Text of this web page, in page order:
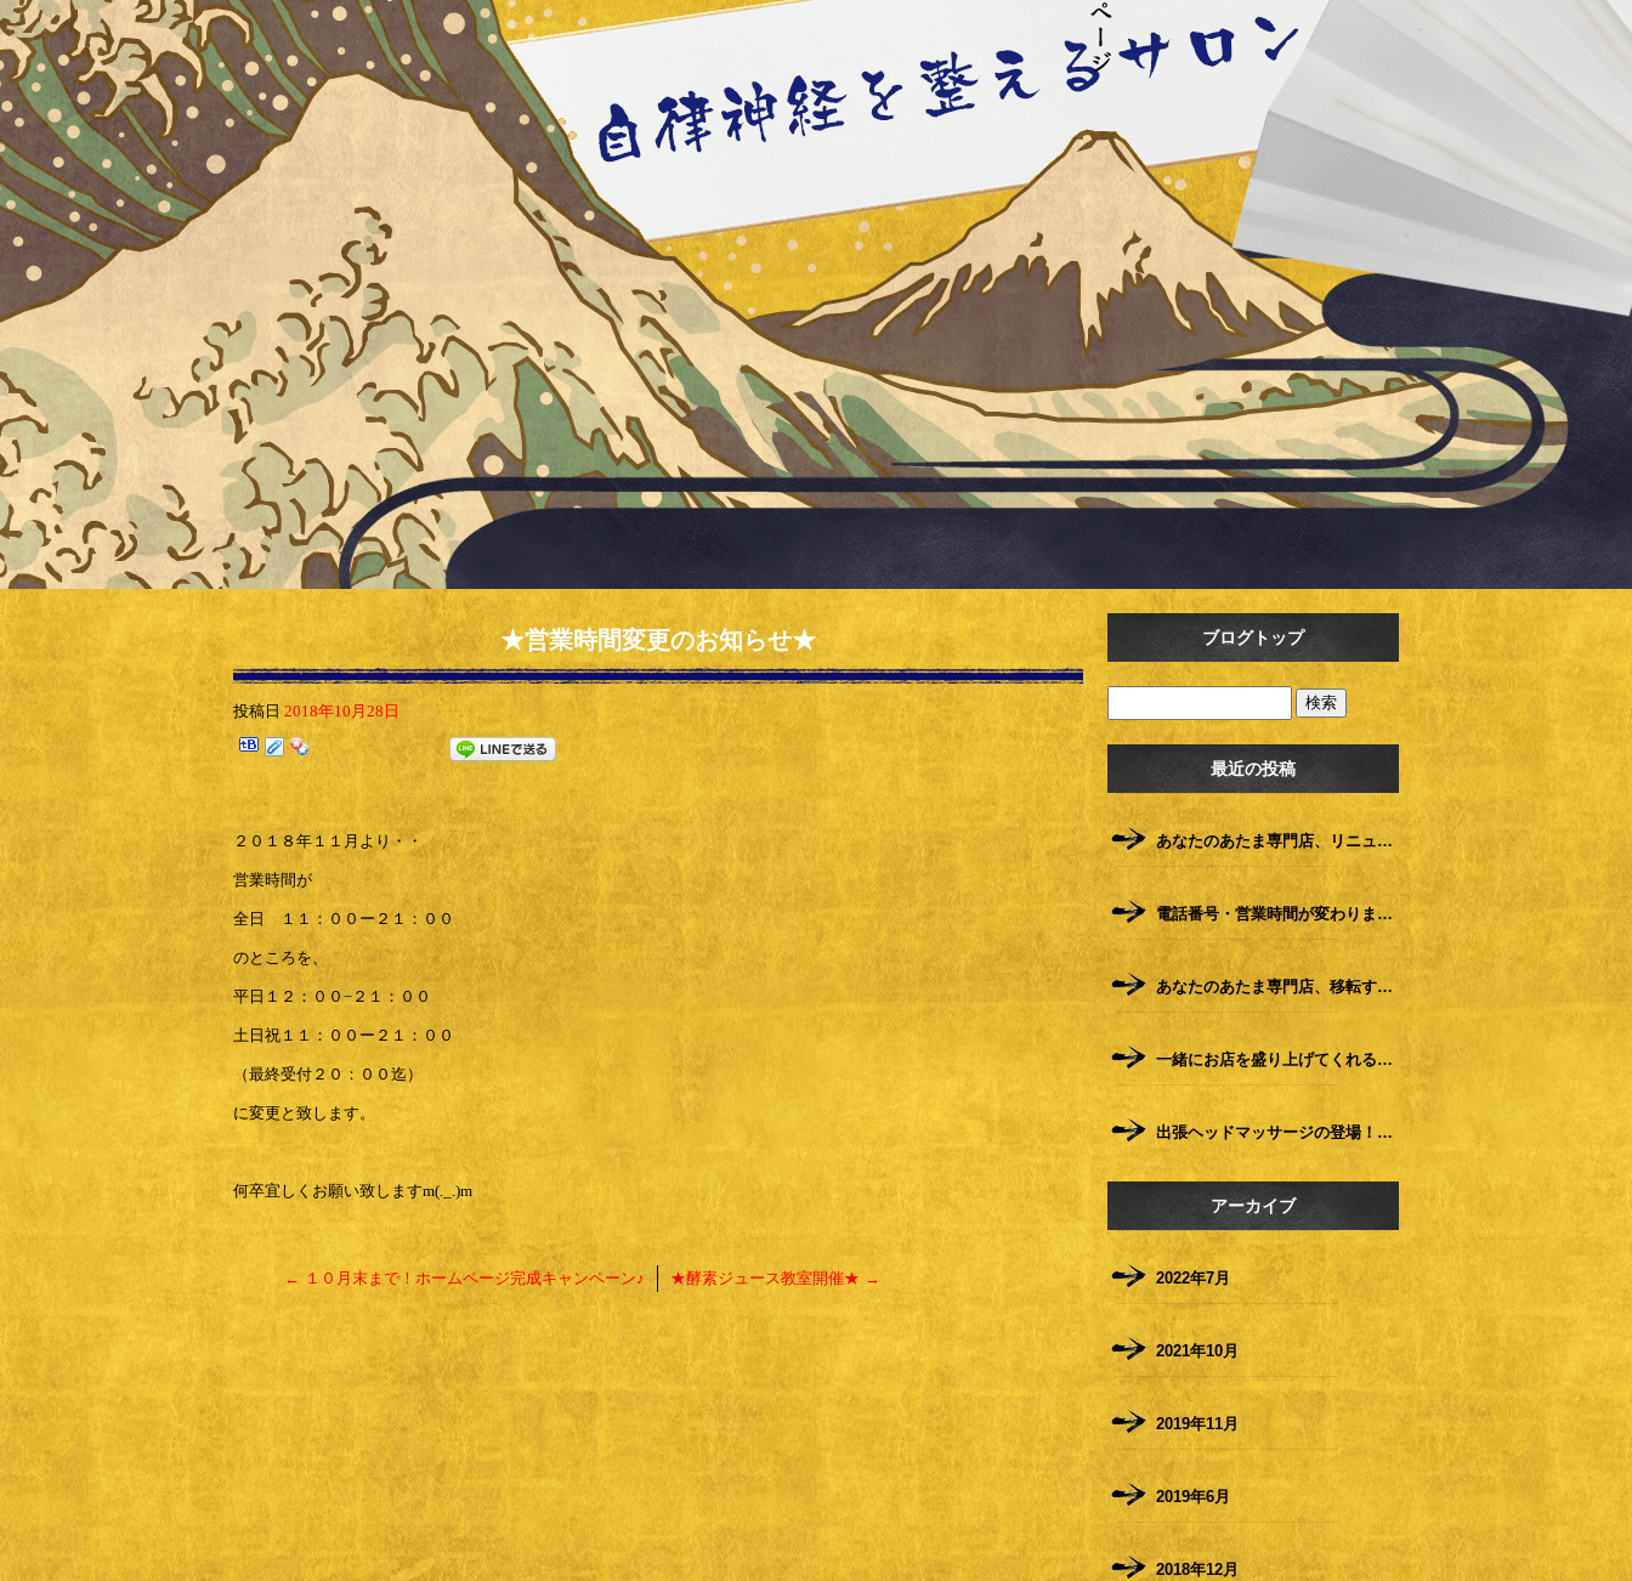
★営業時間変更のお知らせ★
投稿日 2018年10月28日
２０１８年１１月より・・
営業時間が
全日 １１：００ー２１：００
のところを、
平日１２：００−２１：００
土日祝１１：００ー２１：００
（最終受付２０：００迄）
に変更と致します。
何卒宜しくお願い致しますm(._.)m
← １０月末まで！ホームページ完成キャンペーン♪ ★酵素ジュース教室開催★ →
ブログトップ
最近の投稿
あなたのあたま専門店、リニューアル移転します！
電話番号・営業時間が変わりました
あなたのあたま専門店、移転する事になりました。
一緒にお店を盛り上げてくれる仲間を募集します！！
出張ヘッドマッサージの登場！！！
アーカイブ
2022年7月
2021年10月
2019年11月
2019年6月
2018年12月